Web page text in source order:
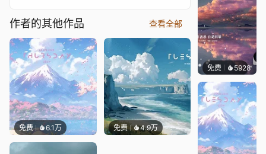
作者的其他作品 查看全部
免费 6.1万 免费 4.9万
免费 5928冰茶